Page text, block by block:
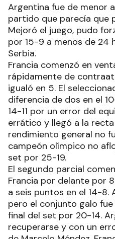
Argentina fue de menor
partido que parecía que
Mejoró el juego, pudo
por 15-9 a menos de 24
Serbia.
Francia comenzó en
rápidamente de
igualó en 5. El
diferencia de dos en el
14-11 por un error del
errático y llegó a la
rendimiento general no
campeón olímpico no
set por 25-19.
El segundo parcial
Francia por delante por
a seis puntos en el 14-
pero el conjunto galo
final del set por 20-14.
recuperarse y con un